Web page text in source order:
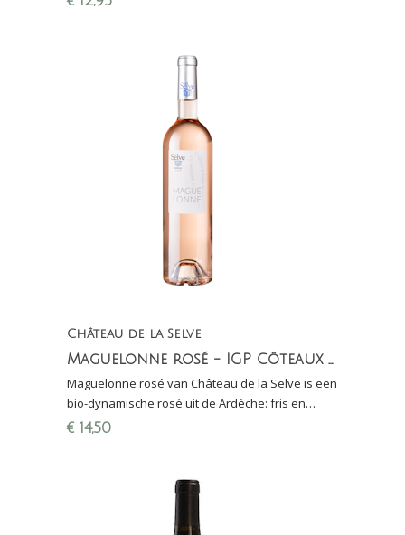
Château de la Selve
Maguelonne rosé - IGP Côteaux de l'Ardèche
Maguelonne rosé van Château de la Selve is een
bio-dynamische rosé uit de Ardèche: fris en
mineraal. Finalewijn Proefschrift Wijnconcours
€ 14,50